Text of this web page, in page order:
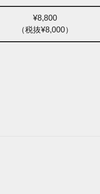
¥8,800
（税抜¥8,000）